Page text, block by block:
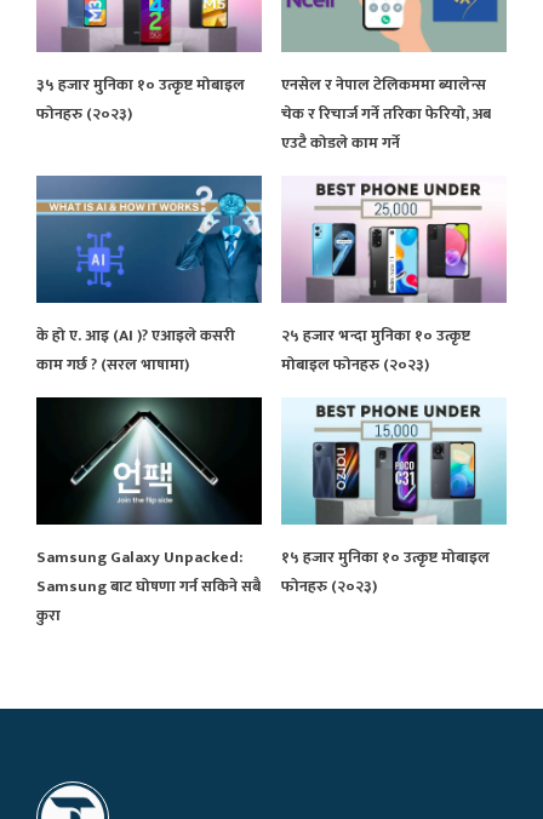
३५ हजार मुनिका १० उत्कृष्ट मोबाइल
फोनहरु (२०२३)
एनसेल र नेपाल टेलिकममा ब्यालेन्स
चेक र रिचार्ज गर्ने तरिका फेरियो, अब
एउटै कोडले काम गर्ने
के हो ए. आइ (AI )? एआइले कसरी
काम गर्छ ? (सरल भाषामा)
२५ हजार भन्दा मुनिका १० उत्कृष्ट
मोबाइल फोनहरु (२०२३)
Samsung Galaxy Unpacked:
Samsung बाट घोषणा गर्न सकिने सबै
कुरा
१५ हजार मुनिका १० उत्कृष्ट मोबाइल
फोनहरु (२०२३)